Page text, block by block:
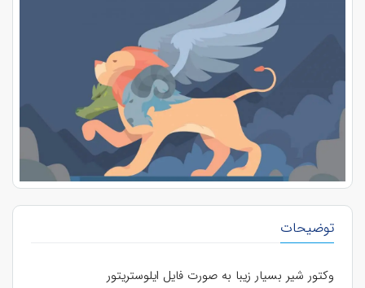
توضیحات
وکتور شیر بسیار زیبا به صورت فایل ایلوستریتور